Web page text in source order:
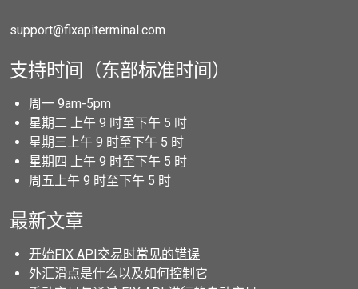
support@fixapiterminal.com
支持时间（东部标准时间）
周一 9am-5pm
星期二 上午 9 时至下午 5 时
星期三上午 9 时至下午 5 时
星期四 上午 9 时至下午 5 时
周五上午 9 时至下午 5 时
最新文章
开始FIX API交易时常见的错误
外汇滑点是什么以及如何控制它